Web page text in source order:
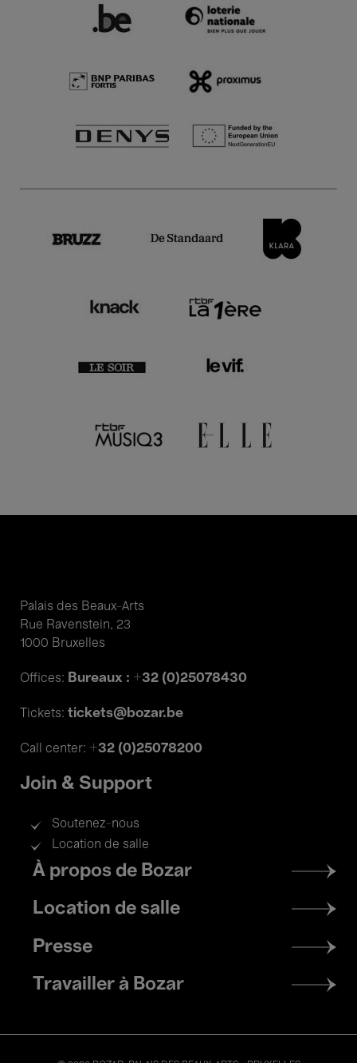
Palais des Beaux-Arts
Rue Ravenstein, 23
1000 Bruxelles
Offices: Bureaux : +32 (0)25078430
Tickets: tickets@bozar.be
Call center: +32 (0)25078200
Join & Support
Soutenez-nous
Location de salle
Footer
menu
À propos de Bozar
Location de salle
Presse
Travailler à Bozar